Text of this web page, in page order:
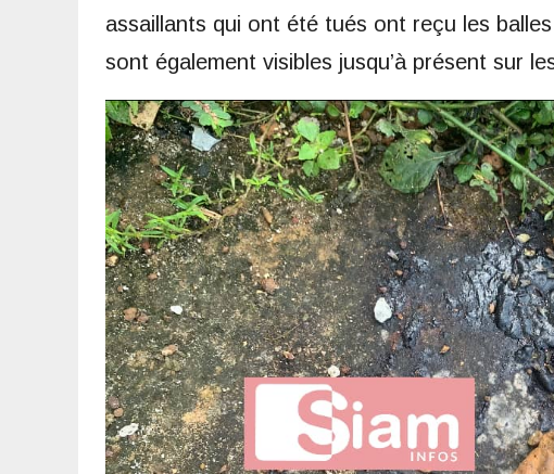
assaillants qui ont été tués ont reçu les
sont également visibles jusqu’à présent sur